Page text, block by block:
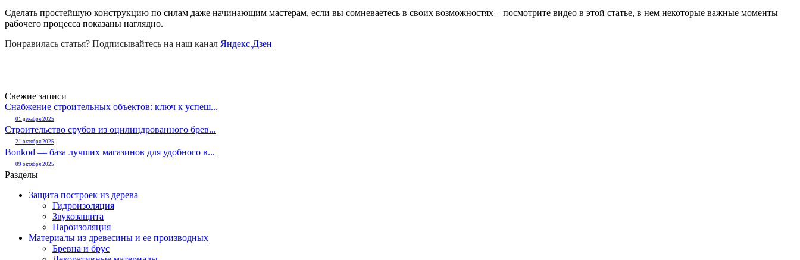
Сделать простейшую конструкцию по силам даже начинающим мастерам, если вы сомневаетесь в своих возможностях – посмотрите видео в этой статье, в нем некоторые важные моменты
рабочего процесса показаны наглядно.
Понравилась статья? Подписывайтесь на наш канал Яндекс.Дзен
Свежие записи
Снабжение строительных объектов: ключ к успеш...
01 декабря 2025
Строительство срубов из оцилиндрованного брев...
21 октября 2025
Bonkod — база лучших магазинов для удобного в...
09 октября 2025
Разделы
Защита построек из дерева
Гидроизоляция
Звукозащита
Пароизоляция
Материалы из древесины и ее производных
Бревна и брус